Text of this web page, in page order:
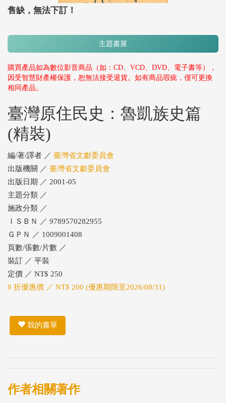
售缺，無法下訂！
主題書展
購買產品如為數位影音商品（如：CD、VCD、DVD、電子書等），
因受智慧財產權保護，恕無法接受退貨。如有商品瑕疵，僅可更換
相同產品。
臺灣原住民史：魯凱族史篇
(精裝)
編/著/譯者 ／ 臺灣省文獻委員會
出版機關 ／ 臺灣省文獻委員會
出版日期 ／ 2001-05
主題分類 ／
施政分類 ／
ＩＳＢＮ ／ 9789570282955
ＧＰＮ ／ 1009001408
頁數/張數/片數 ／
裝訂 ／ 平裝
定價 ／ NT$ 250
8 折優惠價 ／ NT$ 200 (優惠期限至2026/08/31)
我的書單
作者相關著作